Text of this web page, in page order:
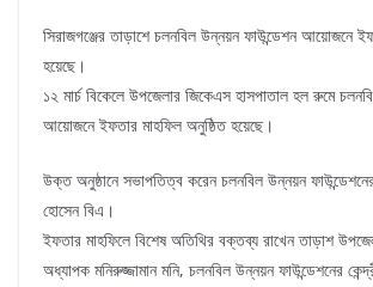
সিরাজগঞ্জের তাড়াশে চলনবিল উন্নয়ন ফাউন্ডেশন আয়োজনে
হয়েছে।
১২ মার্চ বিকেলে উপজেলার জিকেএস হাসপাতাল হল রুমে
আয়োজনে ইফতার মাহফিল অনুষ্ঠিত হয়েছে।
উক্ত অনুষ্ঠানে সভাপতিত্ব করেন চলনবিল উন্নয়ন
হোসেন বিএ।
ইফতার মাহফিলে বিশেষ অতিথির বক্তব্য রাখেন তাড়াশ
অধ্যাপক মনিরুজ্জামান মনি, চলনবিল উন্নয়ন ফাউন্ডেশনের